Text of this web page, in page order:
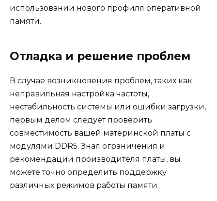
использовании нового профиля оперативной
памяти.
Отладка и решение проблем
В случае возникновения проблем, таких как
неправильная настройка частоты,
нестабильность системы или ошибки загрузки,
первым делом следует проверить
совместимость вашей материнской платы с
модулями DDR5. Зная ограничения и
рекомендации производителя платы, вы
можете точно определить поддержку
различных режимов работы памяти.